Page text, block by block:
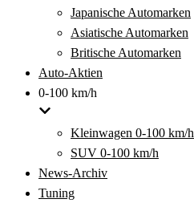
Japanische Automarken
Asiatische Automarken
Britische Automarken
Auto-Aktien
0-100 km/h
Kleinwagen 0-100 km/h
SUV 0-100 km/h
News-Archiv
Tuning